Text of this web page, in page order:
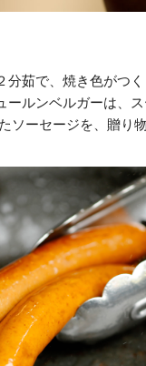
分茹で、焼き色がつ
ールンベルガーは、
ソーセージを、贈り